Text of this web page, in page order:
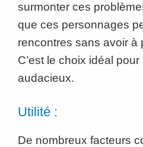
surmonter ces
que ces personnages
rencontres sans avoir à
C’est le choix idéal
audacieux.
Utilité :
De nombreux facteurs